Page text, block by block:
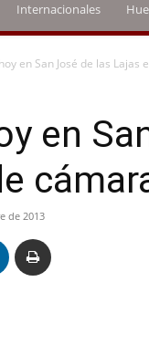
Internacionales
en San José de las Lajas
en
de 2013